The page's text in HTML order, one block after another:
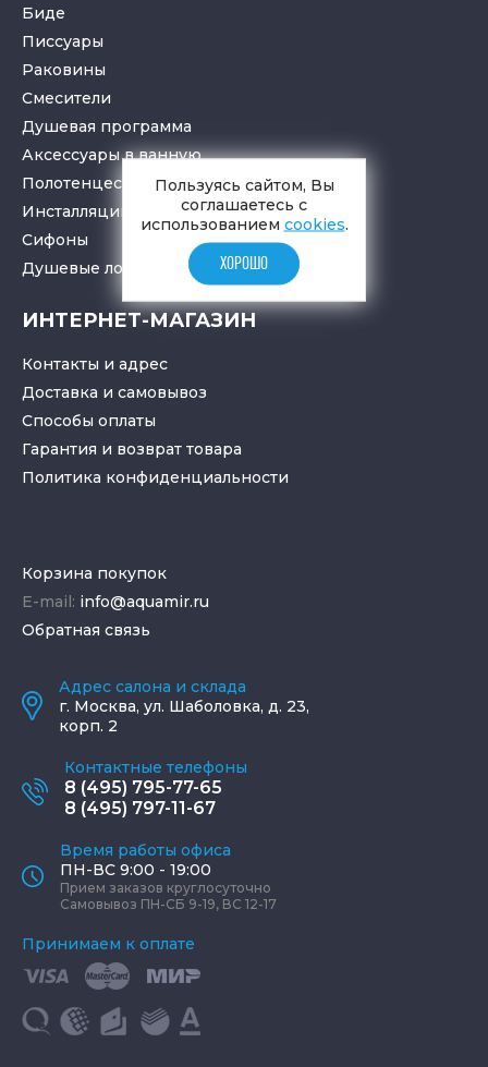
Биде
Писсуары
Раковины
Смесители
Душевая программа
Аксессуары в ванную
Полотенцесушители
Инсталляции для санузлов
Cифоны
Душевые лотки
трапы
ИНТЕРНЕТ-МАГАЗИН
Контакты и адрес
Доставка и самовывоз
Способы оплаты
Гарантия и возврат товара
Политика конфиденциальности
Корзина покупок
E-mail: info@aquamir.ru
Обратная связь
Адрес салона и склада
г. Москва, ул. Шаболовка, д. 23,
корп. 2
Контактные телефоны
8 (495) 795-77-65
8 (495) 797-11-67
Время работы офиса
ПН-ВС 9:00 - 19:00
Прием заказов круглосуточно
Самовывоз ПН-СБ 9-19, ВС 12-17
Принимаем к оплате
Пользуясь сайтом, Вы
соглашаетесь с
использованием cookies.
ХОРОШО